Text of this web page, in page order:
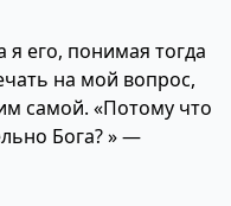
его, понимая тогда
на мой вопрос,
самой. «Потому что
Бога? » —